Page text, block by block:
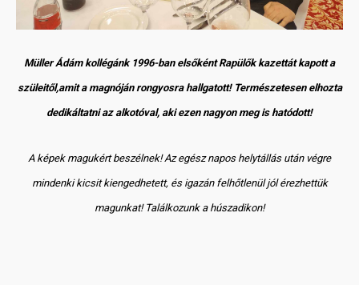
Müller Ádám kollégánk 1996-ban elsőként Rapülők kazettát kapott a
szüleitől,amit a magnóján rongyosra hallgatott! Természetesen elhozta
dedikáltatni az alkotóval, aki ezen nagyon meg is hatódott!
A képek magukért beszélnek! Az egész napos helytállás után végre
mindenki kicsit kiengedhetett, és igazán felhőtlenül jól érezhettük
magunkat! Találkozunk a húszadikon!